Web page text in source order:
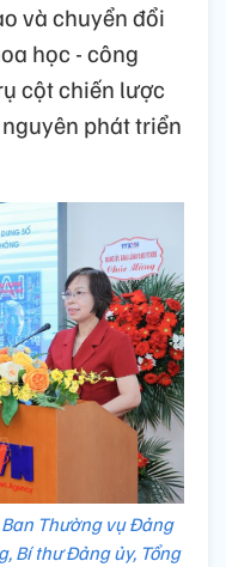
và chuyển đổi
học - công
cột chiến lược
phát triển
Thường vụ Đảng
Bí thư Đảng ủy, Tổng